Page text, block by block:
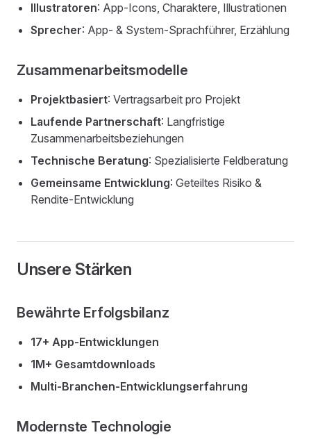
Illustratoren: App-Icons, Charaktere, Illustrationen
Sprecher: App- & System-Sprachführer, Erzählung
Zusammenarbeitsmodelle
Projektbasiert: Vertragsarbeit pro Projekt
Laufende Partnerschaft: Langfristige
Zusammenarbeitsbeziehungen
Technische Beratung: Spezialisierte Feldberatung
Gemeinsame Entwicklung: Geteiltes Risiko &
Rendite-Entwicklung
Unsere Stärken
Bewährte Erfolgsbilanz
17+ App-Entwicklungen
1M+ Gesamtdownloads
Multi-Branchen-Entwicklungserfahrung
Modernste Technologie